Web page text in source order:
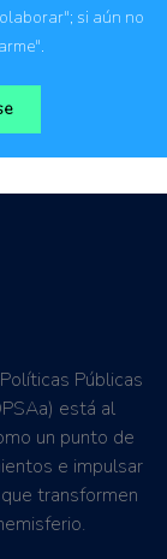
si aún no
Públicas
está al
un punto de
e impulsar
transformen